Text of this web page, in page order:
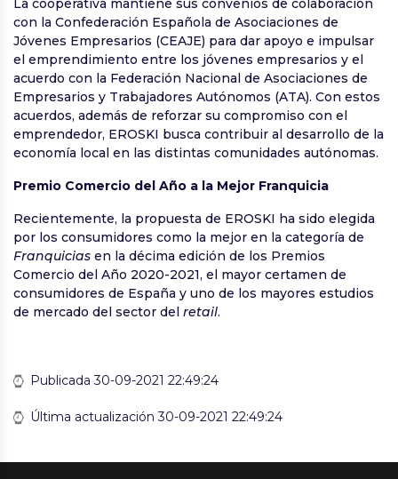
La cooperativa mantiene sus convenios de colaboración
con la Confederación Española de Asociaciones de
Jóvenes Empresarios (CEAJE) para dar apoyo e impulsar
el emprendimiento entre los jóvenes empresarios y el
acuerdo con la Federación Nacional de Asociaciones de
Empresarios y Trabajadores Autónomos (ATA). Con estos
acuerdos, además de reforzar su compromiso con el
emprendedor, EROSKI busca contribuir al desarrollo de la
economía local en las distintas comunidades autónomas.
Premio Comercio del Año a la Mejor Franquicia
Recientemente, la propuesta de EROSKI ha sido elegida
por los consumidores como la mejor en la categoría de
Franquicias en la décima edición de los Premios
Comercio del Año 2020-2021, el mayor certamen de
consumidores de España y uno de los mayores estudios
de mercado del sector del retail.
Publicada 30-09-2021 22:49:24
Última actualización 30-09-2021 22:49:24